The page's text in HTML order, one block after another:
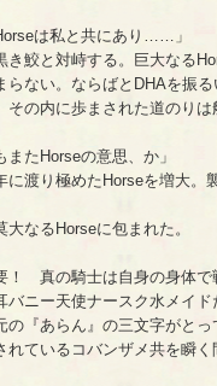
は私と共にあり……」
鮫と対峙する。巨大なる
らない。ならばとDHAを振る
その内に歩まされた道のり
たHorseの意思、か」
渡り極めたHorseを増大。
なるHorseに包まれた。
！ 真の騎士は自身の身体で
ニー天使ナースク水メイ
の『あらん』の三文字がと
れているコバンザメ共を瞬